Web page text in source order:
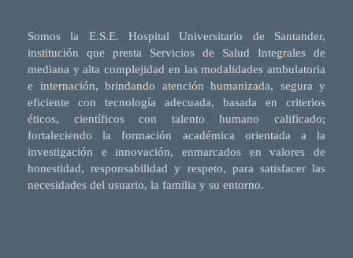
Somos la E.S.E. Hospital Universitario de Santander,
institución que presta Servicios de Salud Integrales de
mediana y alta complejidad en las modalidades ambulatoria
e internación, brindando atención humanizada, segura y
eficiente con tecnología adecuada, basada en criterios
éticos, científicos con talento humano calificado;
fortaleciendo la formación académica orientada a la
investigación e innovación, enmarcados en valores de
honestidad, responsabilidad y respeto, para satisfacer las
necesidades del usuario, la familia y su entorno.